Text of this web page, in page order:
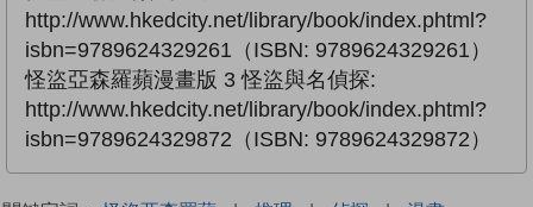
http://www.hkedcity.net/library/book/index.phtml?
isbn=9789624329261（ISBN: 9789624329261）
怪盜亞森羅蘋漫畫版 3 怪盜與名偵探:
http://www.hkedcity.net/library/book/index.phtml?
isbn=9789624329872（ISBN: 9789624329872）